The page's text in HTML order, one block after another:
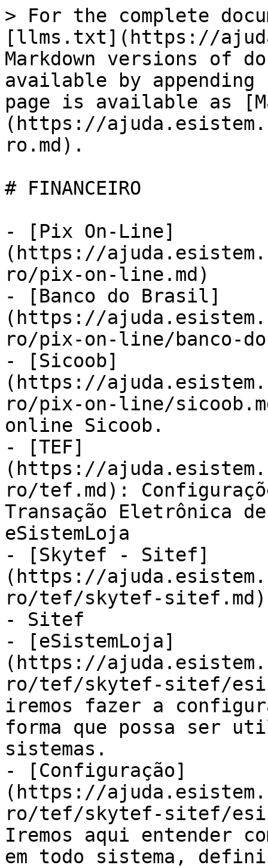
> For the complete
[llms.txt](https://
Markdown versions of
available by
page is available as
(https://
ro.md).
# FINANCEIRO
- [Pix On-Line]
(https://
ro/pix-on-line.md)
- [Banco do Brasil]
(https://
ro/pix-on-line/banco-
- [Sicoob]
(https://
ro/pix-on-line/
online Sicoob.
- [TEF]
(https://
ro/tef.md):
Transação Eletrônica
eSistemLoja
- [Skytef - Sitef]
(https://
ro/tef/skytef-sitef.md):
- Sitef
- [eSistemLoja]
(https://
ro/tef/skytef-sitef/
iremos fazer a
forma que possa ser
sistemas.
- [Configuração]
(https://
ro/tef/skytef-sitef/
Iremos aqui entender
em todo sistema,